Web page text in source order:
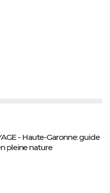
- Haute-Garonne: guide
pleine nature